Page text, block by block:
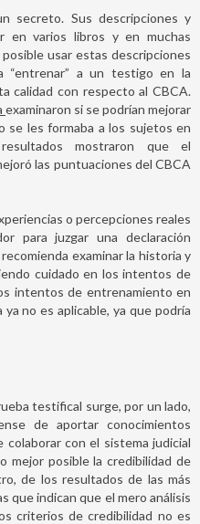
secreto. Sus descripciones y
en varios libros y en muchas
usar estas descripciones
“entrenar” a un testigo en la
calidad con respecto al CBCA.
examinaron si se podrían mejorar
se les formaba a los sujetos en
mostraron que el
las puntuaciones del CBCA
o percepciones reales
para juzgar una declaración
examinar la historia y
cuidado en los intentos de
intentos de entrenamiento en
no es aplicable, ya que podría
testifical surge, por un lado,
de aportar conocimientos
con el sistema judicial
mejor posible la credibilidad de
de los resultados de las más
indican que el mero análisis
criterios de credibilidad no es